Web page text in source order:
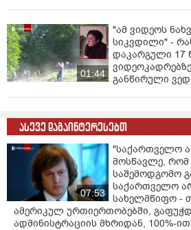
01:44
"ამ ვიდეოს
სიკვდილი" -
დაკარგული 17
განწირული
ასევე დაგაინტერესებთ
07:53
"საქართველო
მოსწავლე, რომ
საშემოდგომო
საქართველო
სახელმწიფო -
ამერიკულ ურთიერთობებში,
ადმინისტრაციის მხრიდან, 100%-